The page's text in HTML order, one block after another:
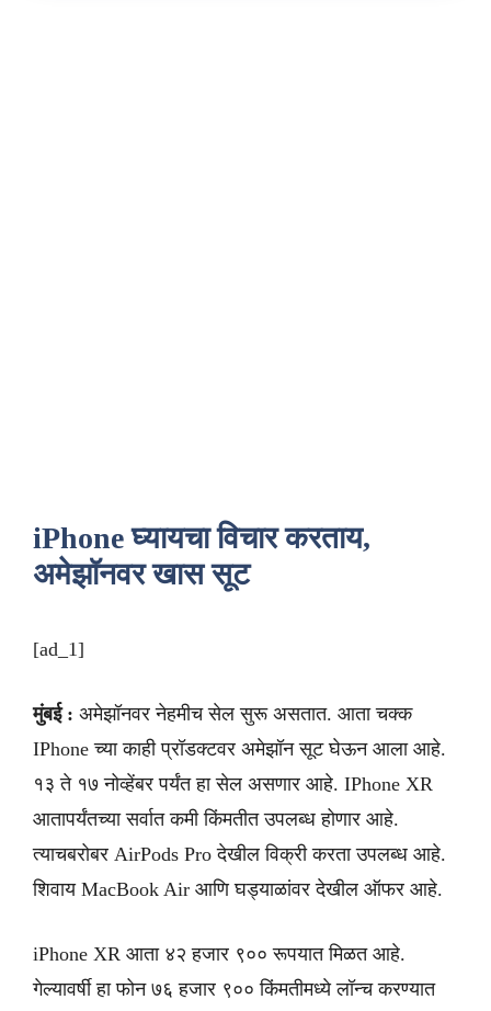
iPhone घ्यायचा विचार करताय,
अमेझॉनवर खास सूट
[ad_1]
मुंबई : अमेझॉनवर नेहमीच सेल सुरू असतात. आता चक्क
IPhone च्या काही प्रॉडक्टवर अमेझॉन सूट घेऊन आला आहे.
१३ ते १७ नोव्हेंबर पर्यंत हा सेल असणार आहे. IPhone XR
आतापर्यंतच्या सर्वात कमी किंमतीत उपलब्ध होणार आहे.
त्याचबरोबर AirPods Pro देखील विक्री करता उपलब्ध आहे.
शिवाय MacBook Air आणि घड्याळांवर देखील ऑफर आहे.
iPhone XR आता ४२ हजार ९०० रूपयात मिळत आहे.
गेल्यावर्षी हा फोन ७६ हजार ९०० किंमतीमध्ये लॉन्च करण्यात